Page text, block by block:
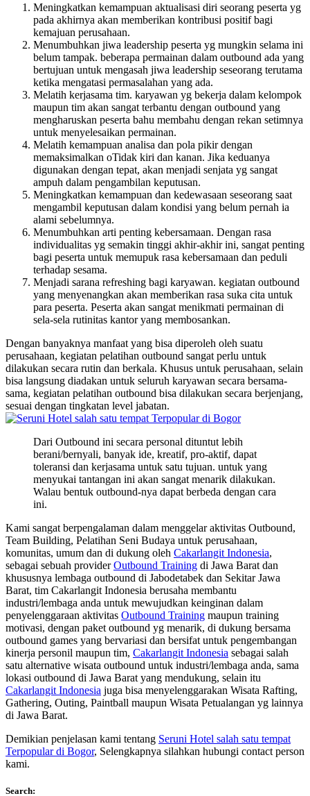
Meningkatkan kemampuan aktualisasi diri seorang peserta yg
pada akhirnya akan memberikan kontribusi positif bagi
kemajuan perusahaan.
Menumbuhkan jiwa leadership peserta yg mungkin selama ini
belum tampak. beberapa permainan dalam outbound ada yang
bertujuan untuk mengasah jiwa leadership seseorang terutama
ketika mengatasi permasalahan yang ada.
Melatih kerjasama tim. karyawan yg bekerja dalam kelompok
maupun tim akan sangat terbantu dengan outbound yang
mengharuskan peserta bahu membahu dengan rekan setimnya
untuk menyelesaikan permainan.
Melatih kemampuan analisa dan pola pikir dengan
memaksimalkan oTidak kiri dan kanan. Jika keduanya
digunakan dengan tepat, akan menjadi senjata yg sangat
ampuh dalam pengambilan keputusan.
Meningkatkan kemampuan dan kedewasaan seseorang saat
mengambil keputusan dalam kondisi yang belum pernah ia
alami sebelumnya.
Menumbuhkan arti penting kebersamaan. Dengan rasa
individualitas yg semakin tinggi akhir-akhir ini, sangat penting
bagi peserta untuk memupuk rasa kebersamaan dan peduli
terhadap sesama.
Menjadi sarana refreshing bagi karyawan. kegiatan outbound
yang menyenangkan akan memberikan rasa suka cita untuk
para peserta. Peserta akan sangat menikmati permainan di
sela-sela rutinitas kantor yang membosankan.
Dengan banyaknya manfaat yang bisa diperoleh oleh suatu
perusahaan, kegiatan pelatihan outbound sangat perlu untuk
dilakukan secara rutin dan berkala. Khusus untuk perusahaan, selain
bisa langsung diadakan untuk seluruh karyawan secara bersama-
sama, kegiatan pelatihan outbound bisa dilakukan secara berjenjang,
sesuai dengan tingkatan level jabatan.
Dari Outbound ini secara personal dituntut lebih
berani/bernyali, banyak ide, kreatif, pro-aktif, dapat
toleransi dan kerjasama untuk satu tujuan. untuk yang
menyukai tantangan ini akan sangat menarik dilakukan.
Walau bentuk outbound-nya dapat berbeda dengan cara
ini.
Kami sangat berpengalaman dalam menggelar aktivitas Outbound,
Team Building, Pelatihan Seni Budaya untuk perusahaan,
komunitas, umum dan di dukung oleh Cakarlangit Indonesia,
sebagai sebuah providerOutbound Training di Jawa Barat dan
khususnya lembaga outbound di Jabodetabek dan Sekitar Jawa
Barat, tim Cakarlangit Indonesia berusaha membantu
industri/lembaga anda untuk mewujudkan keinginan dalam
penyelenggaraan aktivitas Outbound Training maupun training
motivasi, dengan paket outbound yg menarik, di dukung bersama
outbound games yang bervariasi dan bersifat untuk pengembangan
kinerja personil maupun tim, Cakarlangit Indonesia sebagai salah
satu alternative wisata outbound untuk industri/lembaga anda, sama
lokasi outbound di Jawa Barat yang mendukung, selain itu
Cakarlangit Indonesia juga bisa menyelenggarakan Wisata Rafting,
Gathering, Outing, Paintball maupun Wisata Petualangan yg lainnya
di Jawa Barat.
Demikian penjelasan kami tentang Seruni Hotel salah satu tempat
Terpopular di Bogor, Selengkapnya silahkan hubungi contact person
kami.
Search: